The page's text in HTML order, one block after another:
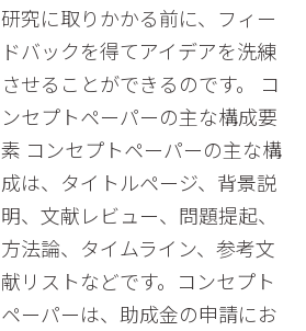
研究に取りかかる前に、フィー
ドバックを得てアイデアを洗練
させることができるのです。 コ
ンセプトペーパーの主な構成要
素 コンセプトペーパーの主な構
成は、タイトルページ、背景説
明、文献レビュー、問題提起、
方法論、タイムライン、参考文
献リストなどです。コンセプト
ペーパーは、助成金の申請にお